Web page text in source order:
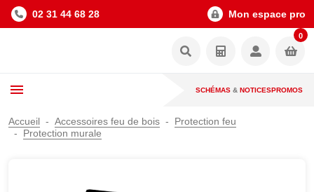
02 31 44 68 28 Mon espace pro
0
SCHÉMAS & NOTICESPROMOS
Accueil Accessoires feu de bois
Protection feu
Protection murale